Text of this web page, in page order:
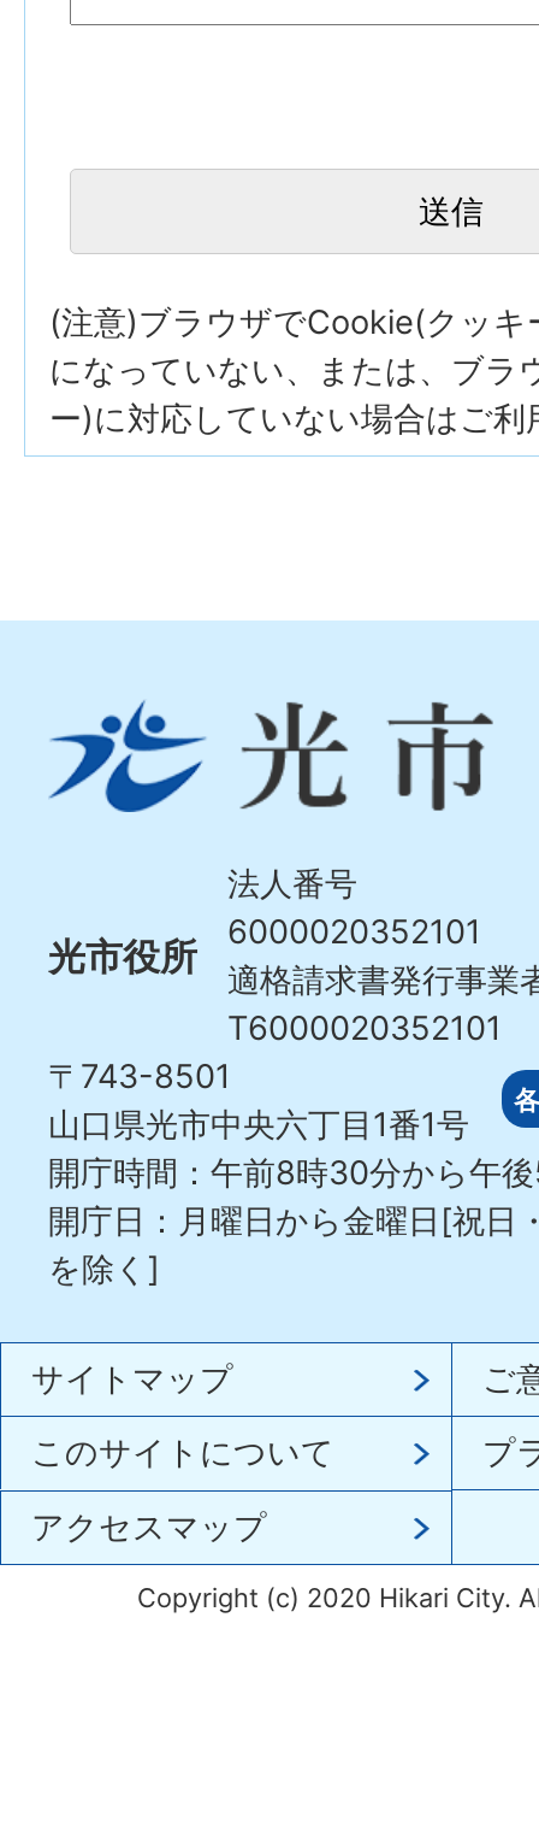
(注意)ブラウザでCookie(クッキ
になっていない、または、ブラ
ー)に対応していない場合はご利
市
Hikari
光市役所
法人番号
6000020352101
適格請求書発行事業
T6000020352101
〒743-8501
山口県光市中央六丁目1番1号
開庁時間：午前8時30分から午
開庁日：月曜日から金曜日[祝日
を除く]
サイトマップ
ご
このサイトについて
プ
アクセスマップ
Copyright (c) 2020 Hikari City.